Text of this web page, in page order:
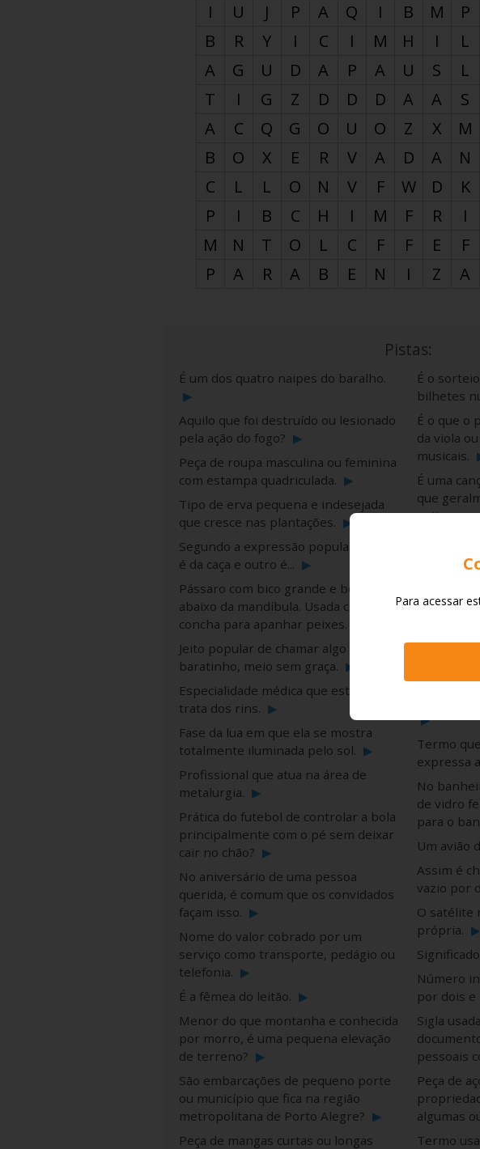
I
U J P A Q I B M P
B
R Y I C I M H I L
A
G U D A P A U S L
T
I G Z D D D A A S
A
C Q G O U O Z X M
B
O X E R V A D A N
C
L L O N V F W D K
P
I B C H I M F R I
M
N T O L C F F E F
P
A R A B E N I Z A
Pistas:
É um dos quatro naipes do baralho.
▶
Aquilo que foi destruído ou lesionado
pela ação do fogo? ▶
Peça de roupa masculina ou feminina
com estampa quadriculada. ▶
Tipo de erva pequena e indesejada
que cresce nas plantações. ▶
Segundo a expressão popular, um dia
é da caça e outro é... ▶
Pássaro com bico grande e bolsa
abaixo da mandíbula. Usada como
concha para apanhar peixes.
Jeito popular de chamar algo
baratinho, meio sem graça. ▶
Especialidade médica que estuda e
trata dos rins. ▶
Fase da lua em que ela se mostra
totalmente iluminada pelo sol. ▶
Profissional que atua na área de
metalurgia. ▶
Prática do futebol de controlar a bola
principalmente com o pé sem deixar
cair no chão? ▶
No aniversário de uma pessoa
querida, é comum que os convidados
façam isso. ▶
Nome do valor cobrado por um
serviço como transporte, pedágio ou
telefonia. ▶
É a fêmea do leitão. ▶
Menor do que montanha e conhecida
por morro, é uma pequena elevação
de terreno? ▶
São embarcações de pequeno porte
ou município que fica na região
metropolitana de Porto Alegre? ▶
Peça de mangas curtas ou longas
É o
bilhetes
É o que o
da viola
musicais.
É uma
que
guitarra e
madeira
Outra
É o
causado
Sigla que
▶
Termo
expressa
No
de vidro
para o
Um avião
Assim é
vazio por
O satélite
própria. ▶
Número
por dois e
Sigla
pessoais
Peça de
algumas
Termo
Para acessar